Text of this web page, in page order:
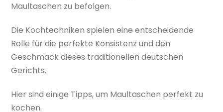
Maultaschen zu befolgen.
Die Kochtechniken spielen eine entscheidende
Rolle für die perfekte Konsistenz und den
Geschmack dieses traditionellen deutschen
Gerichts.
Hier sind einige Tipps, um Maultaschen perfekt zu
kochen.